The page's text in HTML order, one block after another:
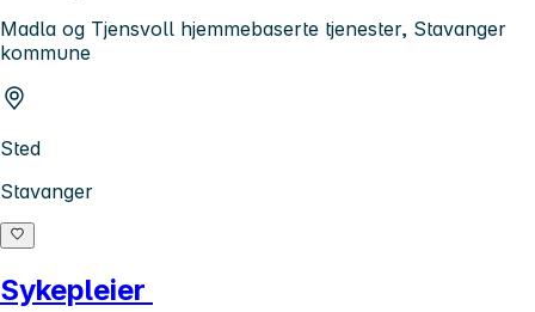
Madla og Tjensvoll hjemmebaserte tjenester, Stavanger
kommune
Sted
Stavanger
Sykepleier